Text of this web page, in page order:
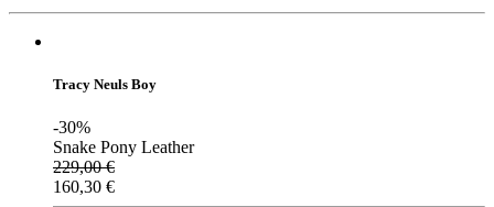
Tracy Neuls Boy
-30%
Snake Pony Leather
229,00€
160,30 €